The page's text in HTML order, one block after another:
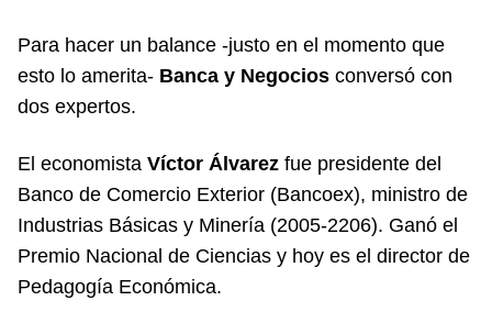
Para hacer un balance -justo en el momento que
esto lo amerita- Banca y Negocios conversó con
dos expertos.
El economista Víctor Álvarez fue presidente del
Banco de Comercio Exterior (Bancoex), ministro de
Industrias Básicas y Minería (2005-2206). Ganó el
Premio Nacional de Ciencias y hoy es el director de
Pedagogía Económica.